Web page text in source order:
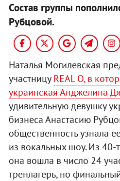
Состав группы
Рубцовой.
Наталья Могилевская
участницуREAL O, в
украинская Анджелина
удивительную девушку
бизнеса Анастасию
общественность узнала
из вокальных шоу. Из 40-
она вошла в число 24
тренлагерь, но